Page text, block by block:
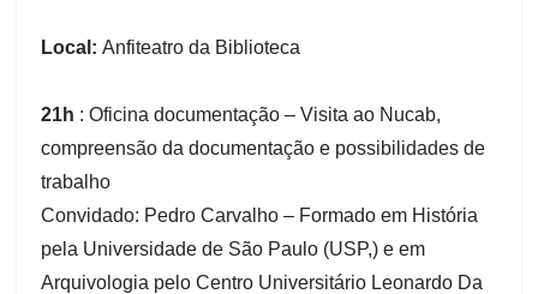
Local:Anfiteatro da Biblioteca
21h : Oficina documentação – Visita ao Nucab,
compreensão da documentação e possibilidades de
trabalho
Convidado: Pedro Carvalho – Formado em História
pela Universidade de São Paulo (USP,) e em
Arquivologia pelo Centro Universitário Leonardo Da